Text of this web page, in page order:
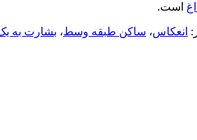
است.
انعکاس، ساکن طبقه وسط، بشارت به